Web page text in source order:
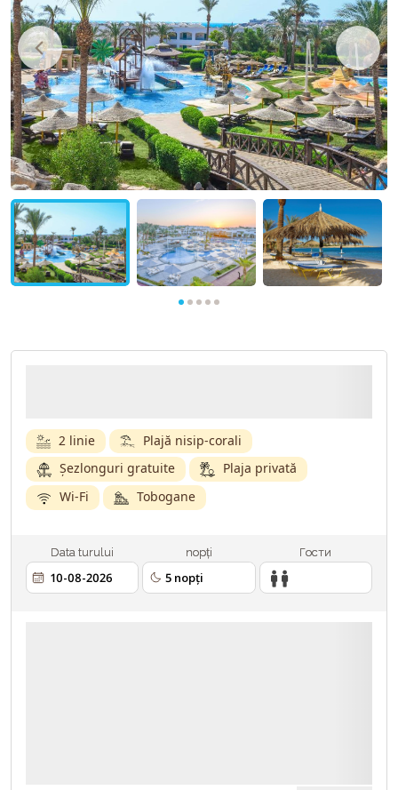
2 linie
Plajă nisip-corali
Șezlonguri gratuite
Plaja privată
Wi-Fi
Tobogane
Data turului nopți Гости